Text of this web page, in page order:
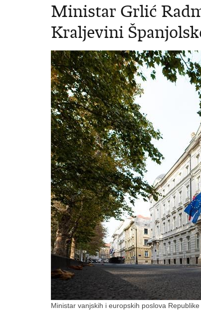
Ministar Grlić
Kraljevini
Ministar vanjskih i europskih poslova